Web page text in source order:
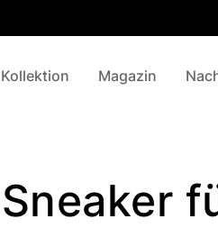
Kollektion Magazin